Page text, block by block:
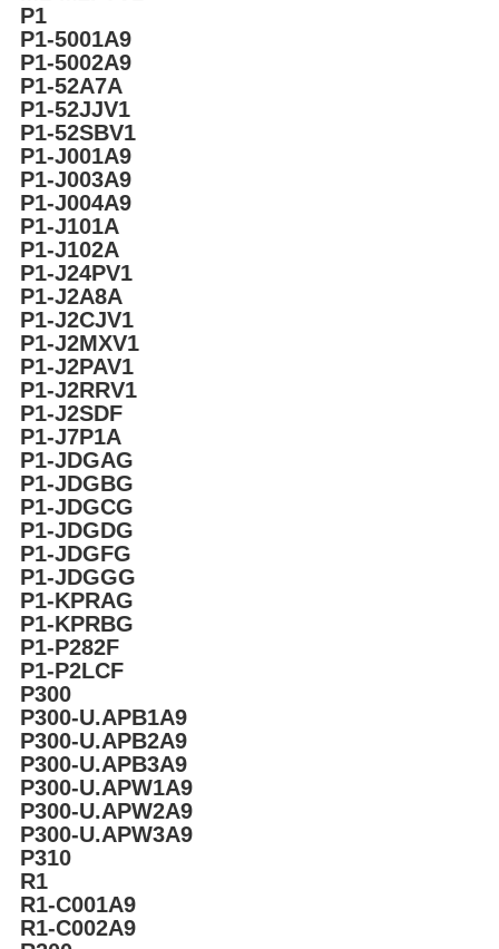
P1
P1-5001A9
P1-5002A9
P1-52A7A
P1-52JJV1
P1-52SBV1
P1-J001A9
P1-J003A9
P1-J004A9
P1-J101A
P1-J102A
P1-J24PV1
P1-J2A8A
P1-J2CJV1
P1-J2MXV1
P1-J2PAV1
P1-J2RRV1
P1-J2SDF
P1-J7P1A
P1-JDGAG
P1-JDGBG
P1-JDGCG
P1-JDGDG
P1-JDGFG
P1-JDGGG
P1-KPRAG
P1-KPRBG
P1-P282F
P1-P2LCF
P300
P300-U.APB1A9
P300-U.APB2A9
P300-U.APB3A9
P300-U.APW1A9
P300-U.APW2A9
P300-U.APW3A9
P310
R1
R1-C001A9
R1-C002A9